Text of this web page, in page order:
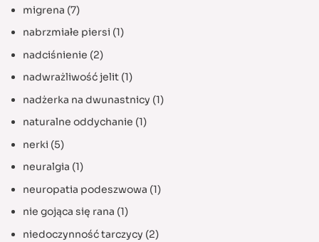
migrena (7)
nabrzmiałe piersi (1)
nadciśnienie (2)
nadwrażliwość jelit(1)
nadżerka na dwunastnicy (1)
naturalne oddychanie (1)
nerki (5)
neuralgia (1)
neuropatia podeszwowa (1)
nie gojąca się rana (1)
niedoczynność tarczycy (2)